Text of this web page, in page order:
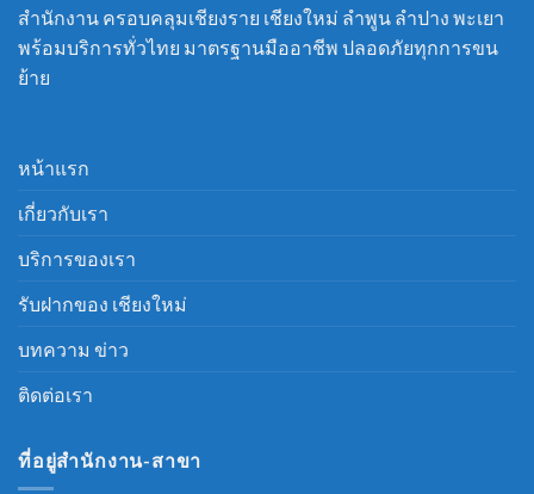
สำนักงาน ครอบคลุมเชียงราย เชียงใหม่ ลำพูน ลำปาง พะเยา
พร้อมบริการทั่วไทย มาตรฐานมืออาชีพ ปลอดภัยทุกการขน
ย้าย
หน้าแรก
เกี่ยวกับเรา
บริการของเรา
รับฝากของ เชียงใหม่
บทความ ข่าว
ติดต่อเรา
ที่อยู่สำนักงาน-สาขา